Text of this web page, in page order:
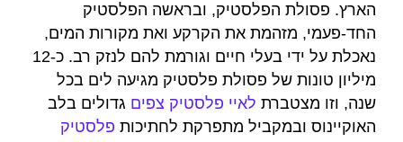
הארץ. פסולת הפלסטיק, ובראשה הפלסטיק
החד-פעמי, מזהמת את הקרקע ואת מקורות המים,
נאכלת על ידי בעלי חיים וגורמת להם לנזק רב. כ-12
מיליון טונות של פסולת פלסטיק מגיעה לים בכל
שנה, וזו מצטברת לאיי פלסטיק צפים גדולים בלב
האוקיינוס ובמקביל מתפרקת לחתיכות פלסטיק